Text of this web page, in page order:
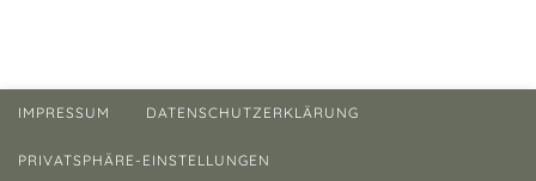
IMPRESSUM DATENSCHUTZERKLÄRUNG
PRIVATSPHÄRE-EINSTELLUNGEN